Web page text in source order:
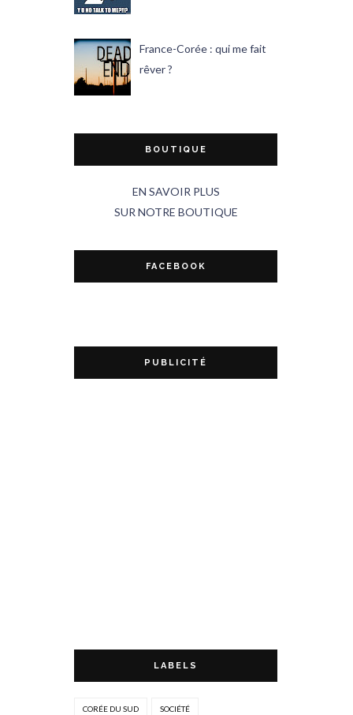
France-Corée : qui me fait
rêver ?
BOUTIQUE
EN SAVOIR PLUS
SUR NOTRE BOUTIQUE
FACEBOOK
PUBLICITÉ
LABELS
CORÉE DU SUD SOCIÉTÉ